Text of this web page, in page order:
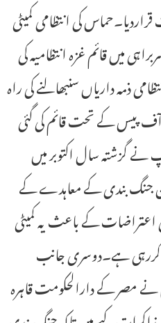
کی انتظامی کمیٹی
میں قائم غزہ انتظامیہ کی
ذمہ داریاں سنبھالنے کی راہ
آف پیس کے تحت قائم کی گئی
نے گزشتہ سال اکتوبر میں
جنگ بندی کے معاہدے کے
اعتراضات کے باعث یہ کمیٹی
کررہی ہے۔دوسری جانب
مصر کے دارالحکومت قاہرہ